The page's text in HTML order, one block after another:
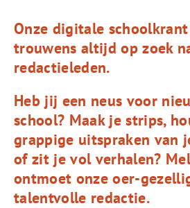
Onze digitale schoolkrant
trouwens altijd op zoek
redactieleden.
Heb jij een neus voor
school? Maak je strips,
grappige uitspraken van
of zit je vol verhalen?
ontmoet onze oer-
talentvolle redactie.